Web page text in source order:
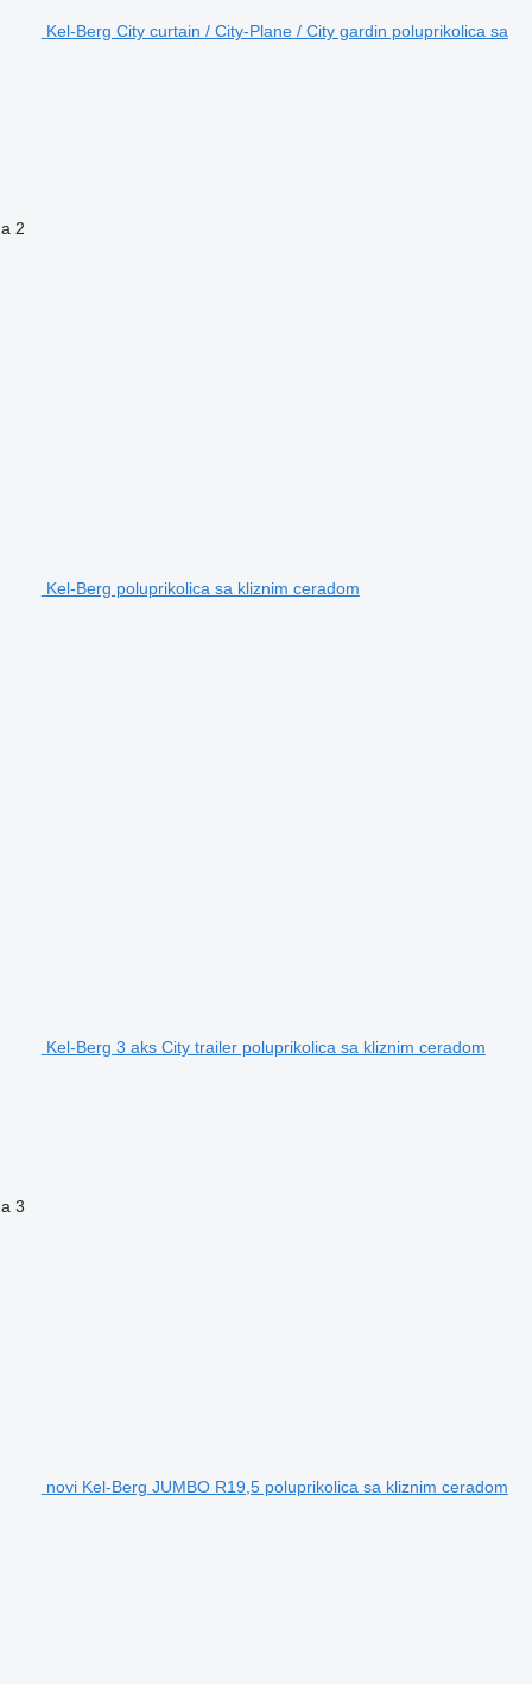
Kel-Berg City curtain / City-Plane / City gardin poluprikolica sa
2
Kel-Berg poluprikolica sa kliznim ceradom
Kel-Berg 3 aks City trailer poluprikolica sa kliznim ceradom
3
novi Kel-Berg JUMBO R19,5 poluprikolica sa kliznim ceradom